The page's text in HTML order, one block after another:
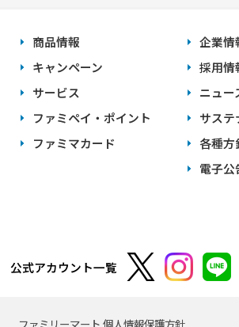
商品情報
キャンペーン
サービス
ファミペイ・ポイント
ファミマカード
企業情
採用情
ニュー
サステ
各種方
電子公
公式アカウント一覧
ファミリーマート 個人情報保護方針